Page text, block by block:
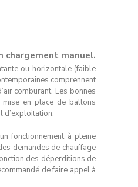
chargement manuel.
ou horizontale (faible
comprennent
comburant. Les bonnes
mise en place de ballons
d’exploitation.
fonctionnement à pleine
demandes de chauffage
des déperditions de
de faire appel à